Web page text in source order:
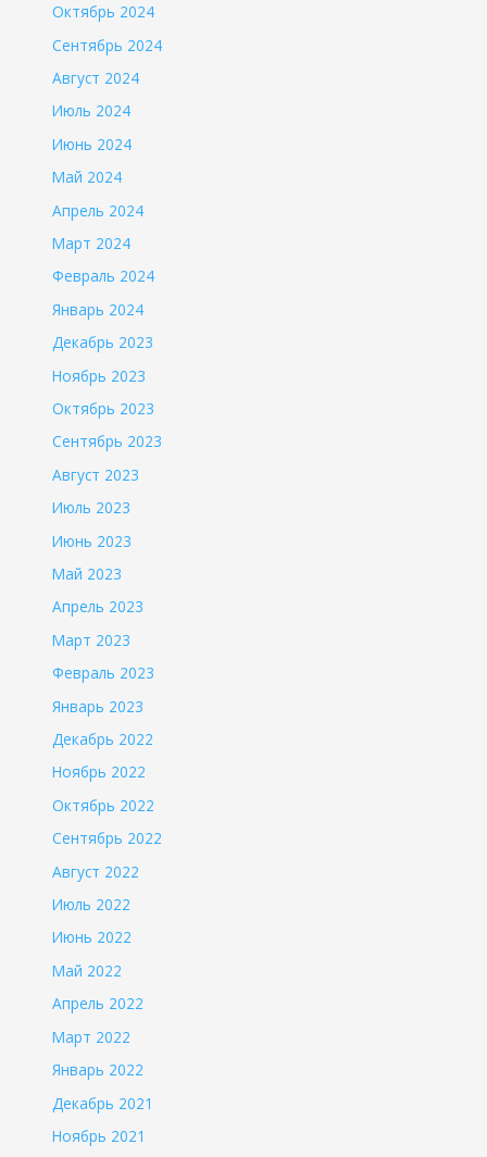
Октябрь 2024
Сентябрь 2024
Август 2024
Июль 2024
Июнь 2024
Май 2024
Апрель 2024
Март 2024
Февраль 2024
Январь 2024
Декабрь 2023
Ноябрь 2023
Октябрь 2023
Сентябрь 2023
Август 2023
Июль 2023
Июнь 2023
Май 2023
Апрель 2023
Март 2023
Февраль 2023
Январь 2023
Декабрь 2022
Ноябрь 2022
Октябрь 2022
Сентябрь 2022
Август 2022
Июль 2022
Июнь 2022
Май 2022
Апрель 2022
Март 2022
Январь 2022
Декабрь 2021
Ноябрь 2021